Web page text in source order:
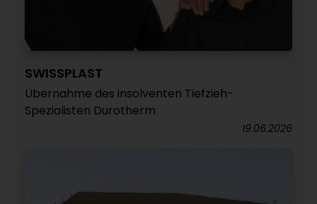
SWISSPLAST
Übernahme des insolventen Tiefzieh-
Spezialisten Durotherm
19.06.2026